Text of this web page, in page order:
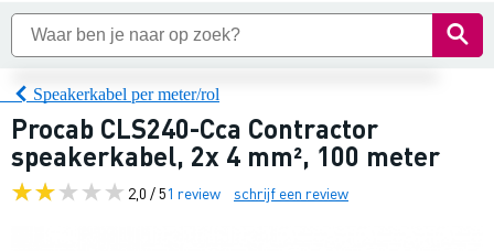
Speakerkabel per meter/rol
Procab CLS240-Cca Contractor
speakerkabel, 2x 4 mm², 100 meter
2,0 / 51 review schrijf een review